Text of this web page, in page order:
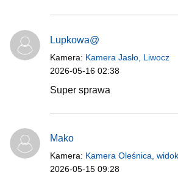
Lupkowa@
Kamera: Kamera Jasło, Liwocz
2026-05-16 02:38
Super sprawa
Mako
Kamera: Kamera Oleśnica,
2026-05-15 09:28